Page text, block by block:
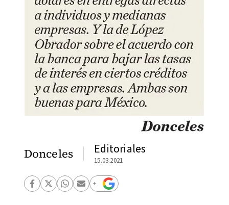
Donceles Editoriales
15.03.2021